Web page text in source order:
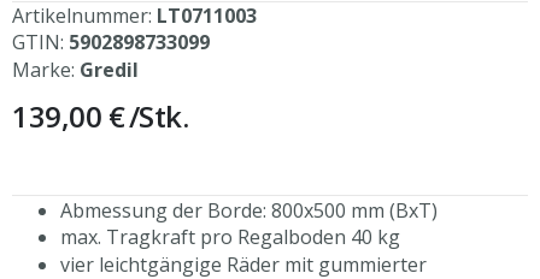
Artikelnummer: LT0711003
GTIN: 5902898733099
Marke: Gredil
139,00 €/Stk.
Abmessung der Borde: 800x500 mm (BxT)
max. Tragkraft pro Regalboden 40 kg
vier leichtgängige Räder mit gummierter